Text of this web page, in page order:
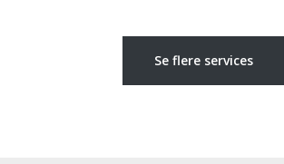
Se flere services